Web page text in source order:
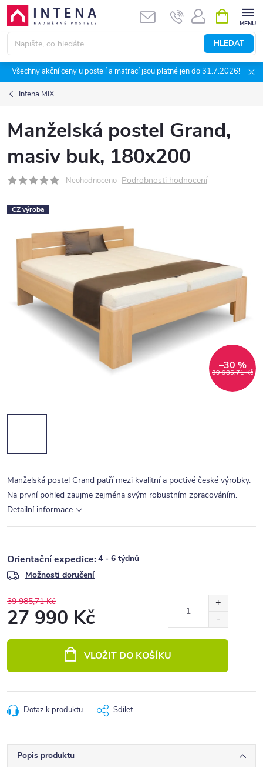
Přejít
obsah
HLEDAT
NÁKUPNÍ
KOŠÍK
Všechny akční ceny u postelí a matrací jsou platné jen do 31.7.2026!
Intena MIX
Manželská postel Grand,
masiv buk, 180x200
Neohodnoceno Podrobnosti hodnocení
CZ výroba
39 985,71 Kč
–30 %
Manželská postel Grand patří mezi kvalitní a poctivé české výrobky.
Na první pohled zaujme zejména svým robustním zpracováním.
Detailní informace
4 - 6 týdnů
Možnosti doručení
39 985,71 Kč
27 990 Kč
VLOŽIT DO KOŠÍKU
Dotaz k produktu Sdílet
Popis produktu